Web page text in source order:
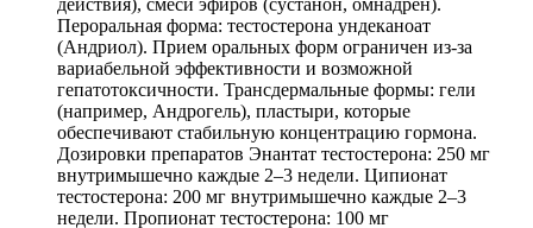
Пероральная форма: тестостерона ундеканоат
(Андриол). Прием оральных форм ограничен из-за
вариабельной эффективности и возможной
гепатотоксичности. Трансдермальные формы: гели
(например, Андрогель), пластыри, которые
обеспечивают стабильную концентрацию гормона.
Дозировки препаратов Энантат тестостерона: 250 мг
внутримышечно каждые 2–3 недели. Ципионат
тестостерона: 200 мг внутримышечно каждые 2–3
недели. Пропионат тестостерона: 100 мг